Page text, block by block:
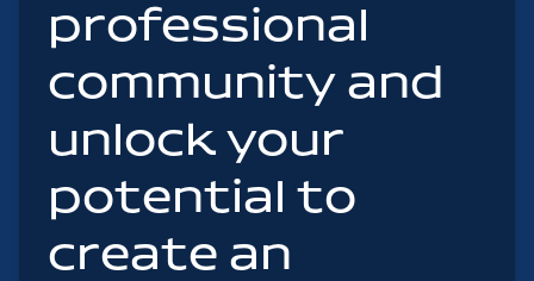
professional
community and
unlock your
potential to
create an